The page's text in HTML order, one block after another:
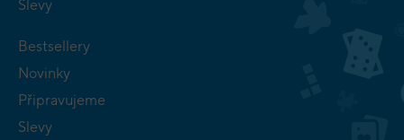
Slevy
Bestsellery
Novinky
Připravujeme
Slevy